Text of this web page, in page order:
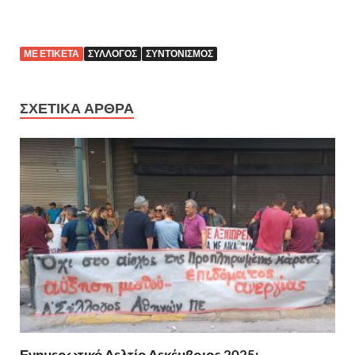
ΜΕ ΕΤΙΚΈΤΑ ΣΎΛΛΟΓΟΣ ΣΥΝΤΟΝΙΣΜΌΣ
ΣΧΕΤΙΚΆ ΆΡΘΡΑ